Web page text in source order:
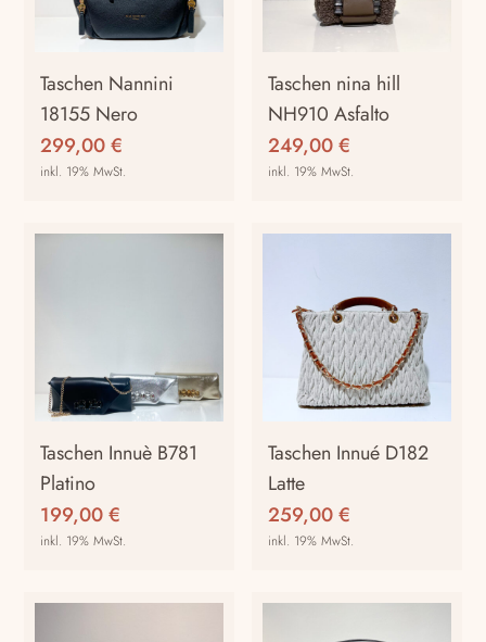
Taschen Nannini
18155 Nero
299,00€
inkl. 19% MwSt.
Taschen nina hill
NH910 Asfalto
249,00€
inkl. 19% MwSt.
Taschen Innuè B781
Platino
199,00€
inkl. 19% MwSt.
Taschen Innué D182
Latte
259,00€
inkl. 19% MwSt.